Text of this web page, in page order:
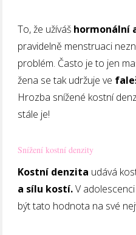
To, že užíváš hormonální
pravidelně menstruaci
problém. Často je to jen
žena se tak udržuje ve
Hrozba snížené kostní
stále je!
Snížení kostní denzity
Kostní denzita udává
a sílu kostí.V
být tato hodnota na své